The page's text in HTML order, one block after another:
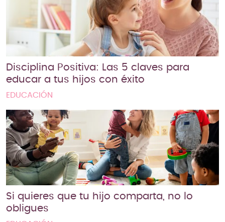
Disciplina Positiva: Las 5 claves para
educar a tus hijos con éxito
EDUCACIÓN
Si quieres que tu hijo comparta, no lo
obligues